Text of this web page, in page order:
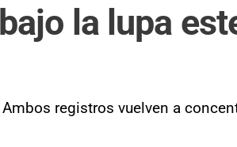
la lupa
registros vuelven a